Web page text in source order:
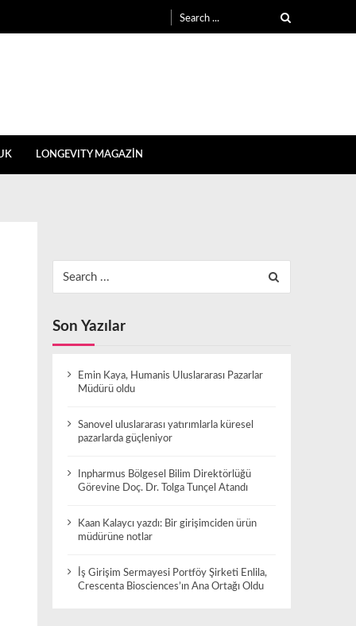
for:
LONGEVITY MAGAZİN
for:
Son Yazılar
Emin Kaya, Humanis Uluslararası Pazarlar
Müdürü oldu
Sanovel uluslararası yatırımlarla küresel
pazarlarda güçleniyor
Inpharmus Bölgesel Bilim Direktörlüğü
Görevine Doç. Dr. Tolga Tunçel Atandı
Kaan Kalaycı yazdı: Bir girişimciden ürün
müdürüne notlar
İş Girişim Sermayesi Portföy Şirketi Enlila,
Crescenta Biosciences’ın Ana Ortağı Oldu